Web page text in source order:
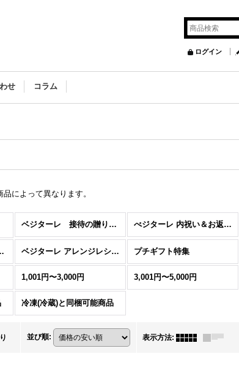
ログイン
せ コラム
によって異なります。
ベジターレ 接待の贈り物特集 べジターレ 内祝い＆お返し人気ランキング
缶ケーキ ベジターレ アレンジレシピ特集 プチギフト特集
1,001円〜3,000円 3,001円〜5,000円
冷凍(冷蔵)と同梱可能商品
並び順: 表示方法: